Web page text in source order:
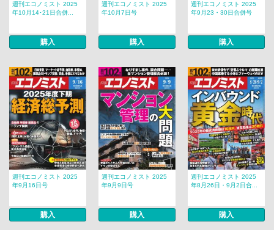
週刊エコノミスト 2025
年10月14･21日合併...
購入
週刊エコノミスト 2025
年10月7日号
購入
週刊エコノミスト 2025
年9月23・30日合併号
購入
週刊エコノミスト 2025
年9月16日号
購入
週刊エコノミスト 2025
年9月9日号
購入
週刊エコノミスト 2025
年8月26日・9月2日合...
購入